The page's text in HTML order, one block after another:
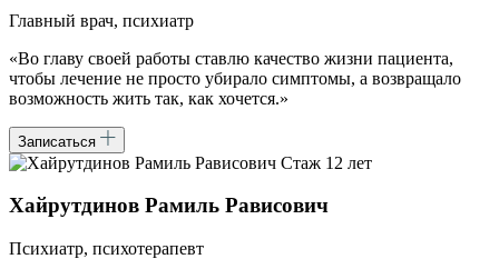
Главный врач, психиатр
«Во главу своей работы ставлю качество жизни пациента,
чтобы лечение не просто убирало симптомы, а возвращало
возможность жить так, как хочется.»
Записаться
Стаж 12 лет
Хайрутдинов Рамиль Рависович
Психиатр, психотерапевт